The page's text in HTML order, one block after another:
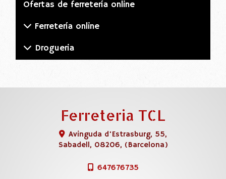
Ofertas de ferretería online
Ferretería online
Drogueria
Ferreteria TCL
Avinguda d'Estrasburg, 55,
Sabadell, 08206, (Barcelona)
647676735